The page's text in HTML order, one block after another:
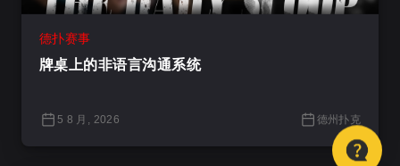
德扑赛事
牌桌上的非语言沟通系统
5 8 月, 2026 德州扑克